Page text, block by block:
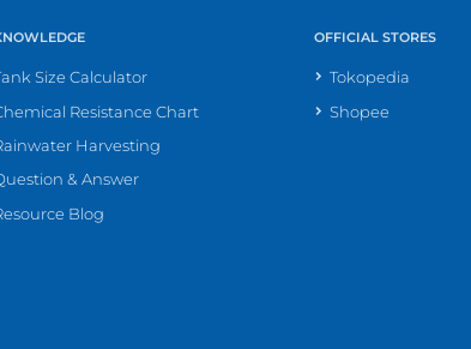
Size Calculator
Resistance Chart
Harvesting
& Answer
Blog
OFFICIAL STORES
Tokopedia
Shopee